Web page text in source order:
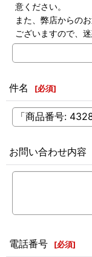
意ください。
また、弊店からの
ございますので、
件名 [必須]
お問い合わせ内容
電話番号 [必須]